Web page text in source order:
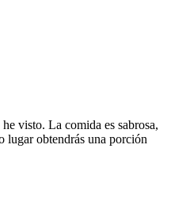
visto. La comida es sabrosa,
lugar obtendrás una porción